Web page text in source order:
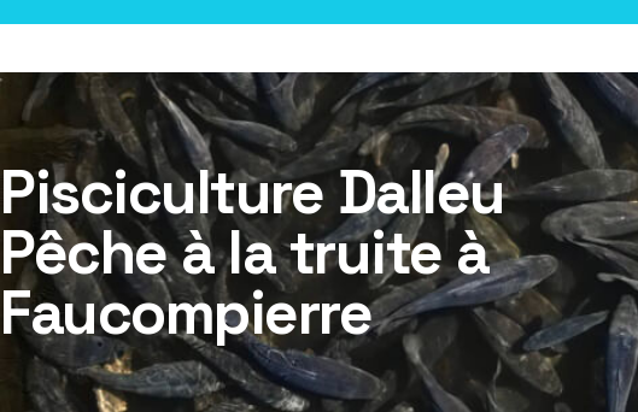
Pisciculture Dalleu
Pêche à la truite à
Faucompierre